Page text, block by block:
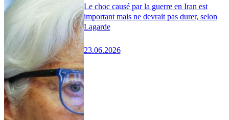
Le choc causé par la guerre en Iran est
important mais ne devrait pas durer, selon
Lagarde
23.06.2026